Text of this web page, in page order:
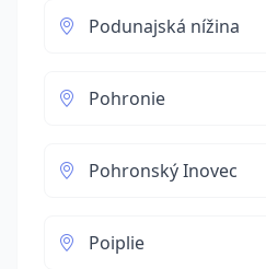
Podunajská nížina
Pohronie
Pohronský Inovec
Poiplie